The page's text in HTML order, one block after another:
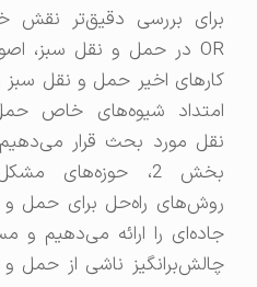
برای بررسی دقیق‌تر نقش خاص
OR در حمل و نقل سبز، اصول و
کارهای اخیر حمل و نقل سبز را در
امتداد شیوه‌های خاص حمل و
نقل مورد بحث قرار می‌دهیم. در
بخش 2، حوزه‌های مشکل و
روش‌های راه‌حل برای حمل و نقل
جاده‌ای را ارائه می‌دهیم و مسائل
چالش‌برانگیز ناشی از حمل و نقل